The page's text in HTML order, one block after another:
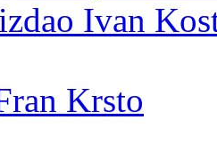
Ivan
Krsto